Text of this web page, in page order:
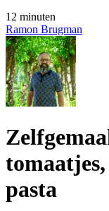
12 minuten
Ramon Brugman
pasta